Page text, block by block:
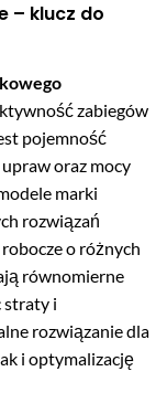
– klucz do
zabiegów
pojemność
oraz mocy
marki
rozwiązań
o różnych
równomierne
straty i
rozwiązanie dla
i optymalizację